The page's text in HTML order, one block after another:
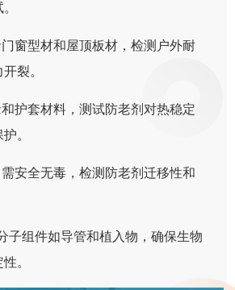
窗型材和屋顶板材，检测户外耐
裂。
护套材料，测试防老剂对热稳定
。
需安全无毒，检测防老剂迁移性和
子组件如导管和植入物，确保生物
。